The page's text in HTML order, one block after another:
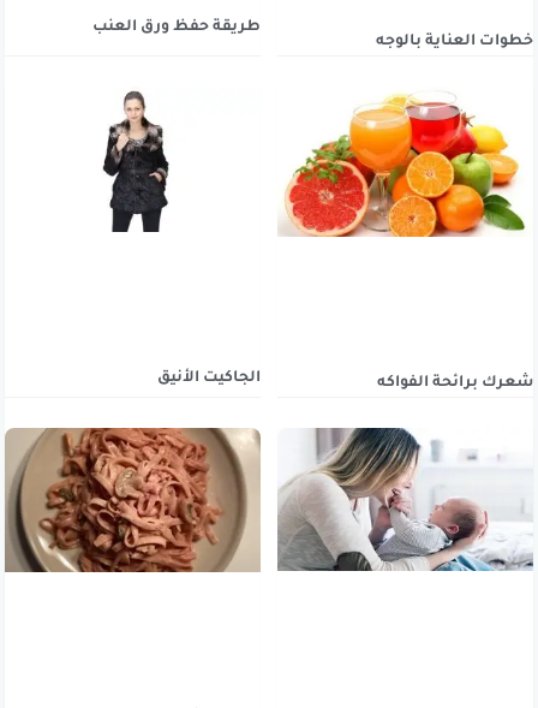
خطوات العناية بالوجه
طريقة حفظ ورق العنب
شعرك برائحة الفواكه الجاكيت الأنيق